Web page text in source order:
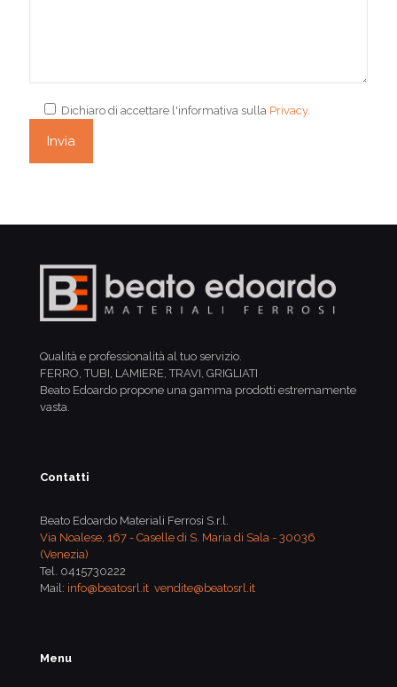
Dichiaro di accettare l'informativa sulla Privacy.
Qualità e professionalità al tuo servizio.
FERRO, TUBI, LAMIERE, TRAVI, GRIGLIATI
Beato Edoardo propone una gamma prodotti estremamente
vasta.
Contatti
Beato Edoardo Materiali Ferrosi S.r.l.
Via Noalese, 167 - Caselle di S. Maria di Sala - 30036
(Venezia)
Tel. 0415730222
Mail: info@beatosrl.it vendite@beatosrl.it
Menu